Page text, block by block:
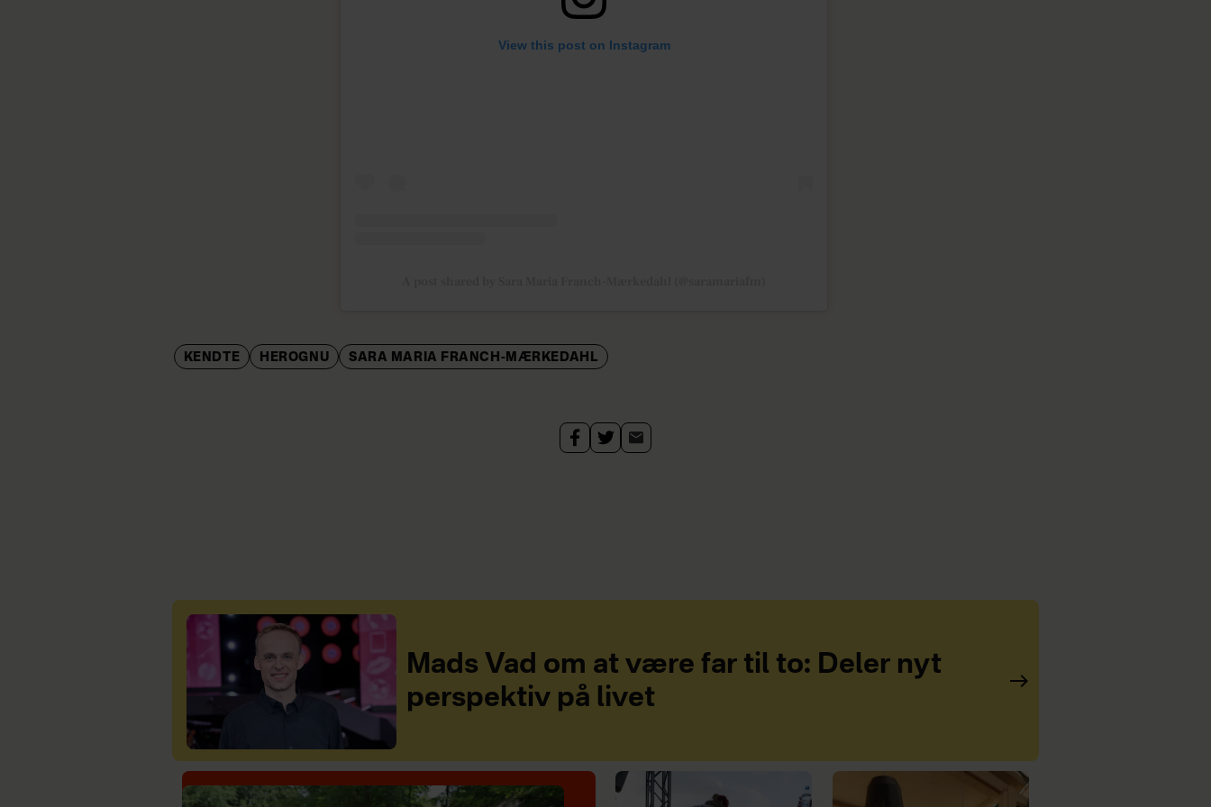
View this post on Instagram
KENDTE HEROGNU SARA MARIA FRANCH-MÆRKEDAHL
Mads Vad om at være far til to: Deler nyt
perspektiv på livet